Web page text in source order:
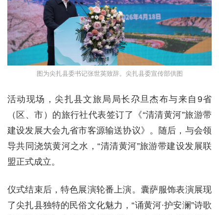
图为尖扎县委书记张世英致辞。尖扎县委宣传部供图
活动现场，尖扎县文旅局局长尕旦杰布与来自9省
（区、市）的旅行社代表签订了《“清清黄河”旅游带
建设发展大会九省市客源输送协议》。随后，与会领
导共同浇筑黄河之水，“清清黄河”旅游带建设发展联
盟正式成立。
仪式结束后，特色展演轮番上演。囊萨服饰表演展现
了尖扎县独特的民俗文化魅力，“诵黄河·护安澜”诗歌